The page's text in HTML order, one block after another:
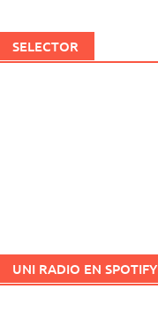
SELECTOR
UNI RADIO EN SPOTIFY